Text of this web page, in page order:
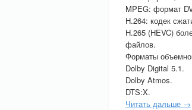
MPEG: формат
H.264: кодек
H.265 (HEVC)
файлов.
Форматы
Dolby Digital 5.1.
Dolby Atmos.
DTS:X.
Читать дальше →